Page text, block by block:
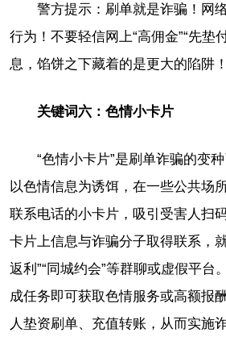
警方提示：刷单就是诈骗！网
行为！不要轻信网上“高佣金”“先垫
息，馅饼之下藏着的是更大的陷阱！
关键词六：色情小卡片
“色情小卡片”是刷单诈骗的变
以色情信息为诱饵，在一些公共场
联系电话的小卡片，吸引受害人扫
卡片上信息与诈骗分子取得联系，
返利”“同城约会”等群聊或虚假平台
成任务即可获取色情服务或高额报
人垫资刷单、充值转账，从而实施诈